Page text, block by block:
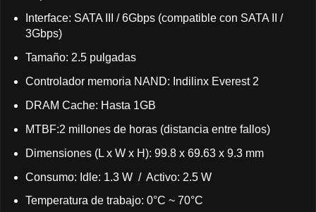
Interface: SATA III / 6Gbps (compatible con SATA II /
3Gbps)
Tamaño: 2.5 pulgadas
Controlador memoria NAND: Indilinx Everest 2
DRAM Cache: Hasta 1GB
MTBF:2 millones de horas (distancia entre fallos)
Dimensiones (L x W x H): 99.8 x 69.63 x 9.3 mm
Consumo: Idle: 1.3 W / Activo: 2.5 W
Temperatura de trabajo: 0°C ~ 70°C